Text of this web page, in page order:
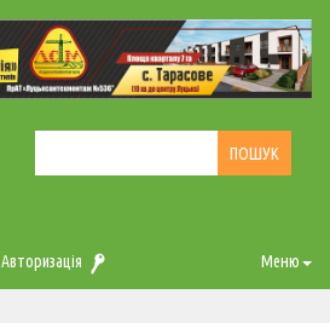
Авторизація Меню